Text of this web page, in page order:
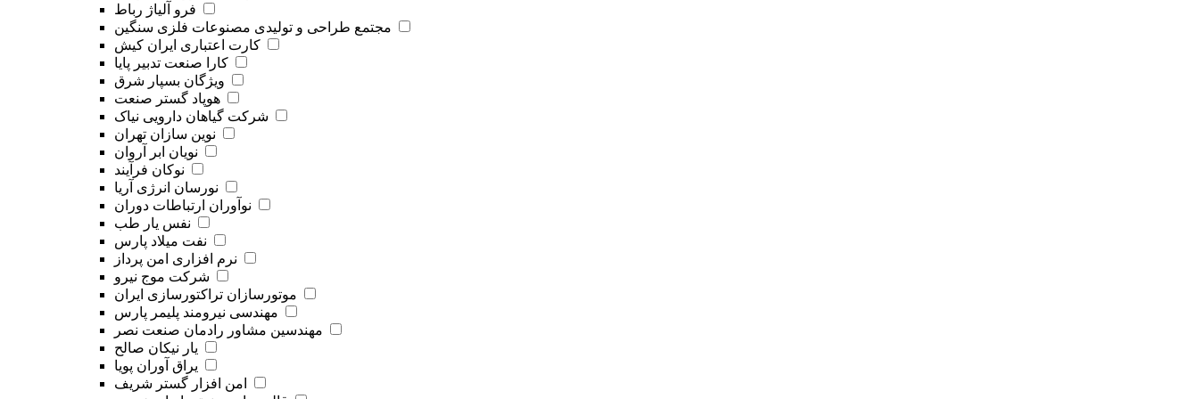
فرو آلیاژ رباط
مجتمع طراحی و تولیدی مصنوعات فلزی سنگین
کارت اعتباری ایران کیش
کارا صنعت تدبیر پایا
ویژگان بسپار شرق
هوپاد گستر صنعت
شرکت گیاهان دارویی نیاک
نوین سازان تهران
نویان ابر آروان
نوکان فرآیند
نورسان انرژی آریا
نوآوران ارتباطات دوران
نفس یار طب
نفت میلاد پارس
نرم افزاری امن پرداز
شرکت موج نیرو
موتورسازان تراکتورسازی ایران
مهندسی نیرومند پلیمر پارس
مهندسین مشاور رادمان صنعت نصر
یار نیکان صالح
یراق آوران پویا
امن افزار گستر شریف